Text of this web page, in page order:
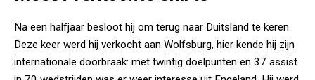
Na een halfjaar besloot hij om terug naar Duitsland te keren.
Deze keer werd hij verkocht aan Wolfsburg, hier kende hij zijn
internationale doorbraak: met twintig doelpunten en 37 assist